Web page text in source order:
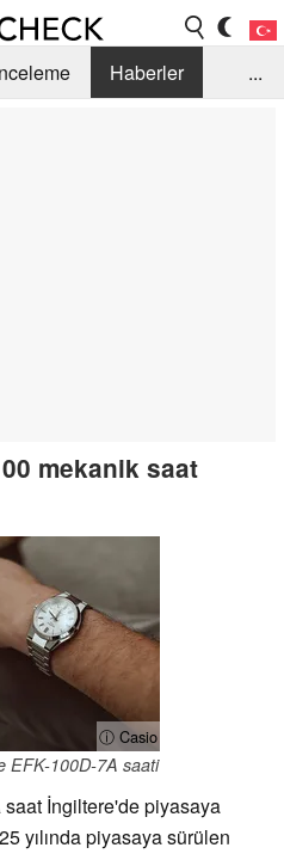
Haberler
...
mekanik saat
ⓘ Casio
EFK-100D-7A saati
İngiltere'de piyasaya
yılında piyasaya sürülen